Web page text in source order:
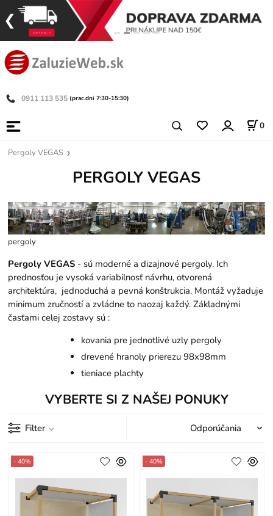
0911 113 535 (prac.dni 7:30-15:30)
0
Pergoly VEGAS
PERGOLY VEGAS
pergoly
Pergoly VEGAS - sú moderné a dizajnové pergoly. Ich
prednosťou je vysoká variabilnosť návrhu, otvorená
architektúra, jednoduchá a pevná konštrukcia. Montáž vyžaduje
minimum zručností a zvládne to naozaj každý. Základnými
časťami celej zostavy sú :
kovania pre jednotlivé uzly pergoly
drevené hranoly prierezu 98x98mm
tieniace plachty
VYBERTE SI Z NAŠEJ PONUKY
Filter
- 40% - 40%